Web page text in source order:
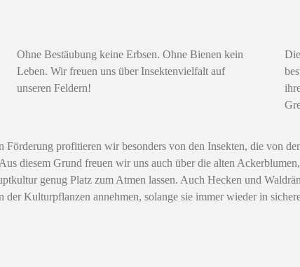
Ohne Bestäubung keine Erbsen. Ohne Bienen kein
Leben. Wir freuen uns über Insektenvielfalt auf
unseren Feldern!
profitieren wir besonders von den Insekten, die von
diesem Grund freuen wir uns auch über die alten
genug Platz zum Atmen lassen. Auch Hecken und
der Kulturpflanzen annehmen, solange sie immer wieder in